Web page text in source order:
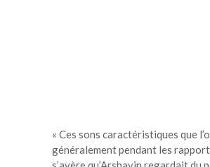
« Ces sons caractéristiques que
généralement pendant les